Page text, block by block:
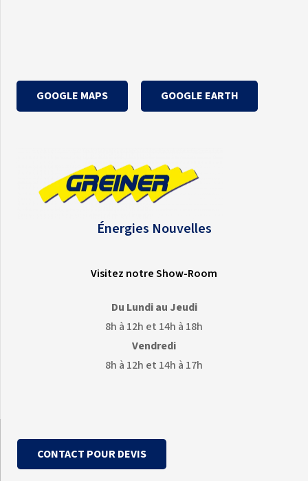
GOOGLE MAPS GOOGLE EARTH
Énergies Nouvelles
Visitez notre Show-Room
Du Lundi au Jeudi
8h à 12h et 14h à 18h
Vendredi
8h à 12h et 14h à 17h
CONTACT POUR DEVIS